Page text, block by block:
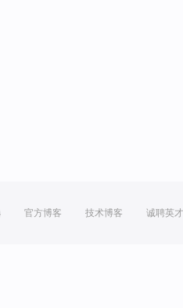
官方博客 技术博客 诚聘英才